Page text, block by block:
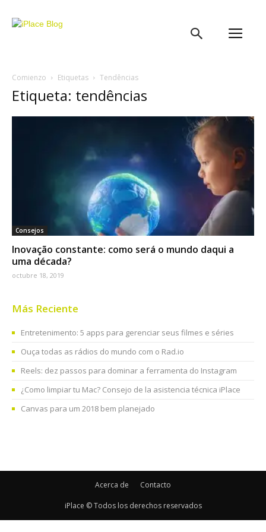
Comienzo Etiquetas Tendências
Etiqueta: tendências
Consejos
Inovação constante: como será o mundo daqui a
uma década?
octubre 18, 2019
Más Reciente
Entretenimento: 5 apps para gerenciar seus filmes e séries
Ouça todas as rádios do mundo com o Rad.io
Reels: dez passos para dominar a ferramenta do Instagram
¿Como limpiar tu Mac? Consejo de la asistencia técnica iPlace
Canvas para um 2018 bem planejado
Acerca de Contacto
iPlace © Todos los derechos reservados